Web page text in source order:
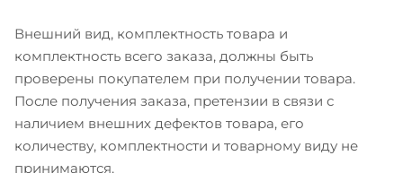
Внешний вид, комплектность товара и
комплектность всего заказа, должны быть
проверены покупателем при получении товара.
После получения заказа, претензии в связи с
наличием внешних дефектов товара, его
количеству, комплектности и товарному виду не
принимаются.